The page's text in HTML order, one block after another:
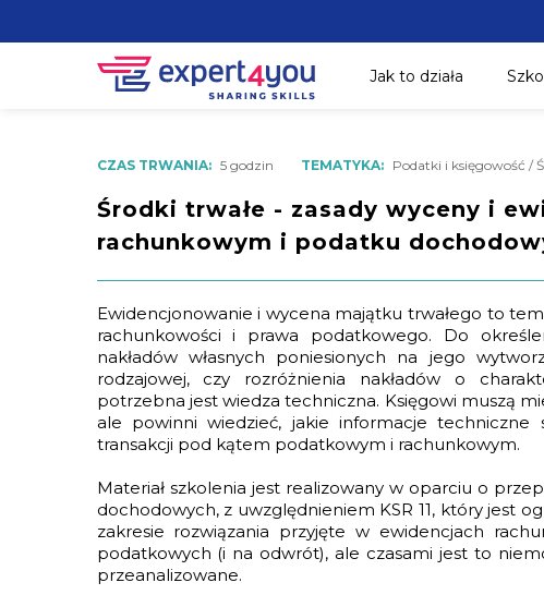
Jak to działa
CZAS TRWANIA: 5 godzin TEMATYKA: Podatki i księgowość /
Środki trwałe - zasady wyceny i
rachunkowym i podatku
Ewidencjonowanie i wycena majątku trwałego to
rachunkowości i prawa podatkowego. Do
nakładów własnych poniesionych na jego
rodzajowej, czy rozróżnienia nakładów o
potrzebna jest wiedza techniczna. Księgowi muszą
ale powinni wiedzieć, jakie informacje techniczne
transakcji pod kątem podatkowym i rachunkowym.
Materiał szkolenia jest realizowany w oparciu o
dochodowych, z uwzględnieniem KSR 11, który jest
zakresie rozwiązania przyjęte w ewidencjach
podatkowych (i na odwrót), ale czasami jest to
przeanalizowane.